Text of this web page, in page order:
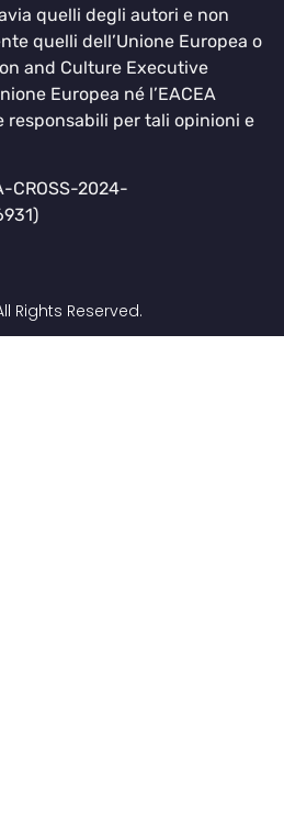
quelli degli autori e non
quelli dell’Unione Europea o
and Culture Executive
Europea né l’EACEA
responsabili per tali opinioni e
CROSS-2024-
Rights Reserved.